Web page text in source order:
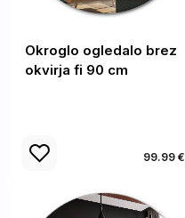
Okroglo ogledalo brez
okvirja fi 90 cm
99.99 €